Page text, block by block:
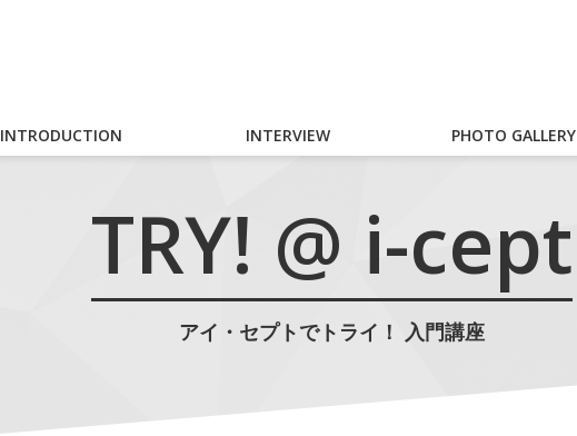
INTRODUCTION INTERVIEW PHOTO GALLERY
TRY! @ i-cept
アイ・セプトでトライ！ 入門講座